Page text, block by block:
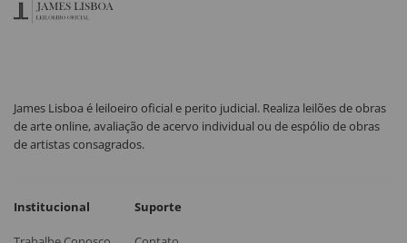
James Lisboa é leiloeiro oficial e perito judicial. Realiza leilões de obras
de arte online, avaliação de acervo individual ou de espólio de obras
de artistas consagrados.
Institucional Suporte